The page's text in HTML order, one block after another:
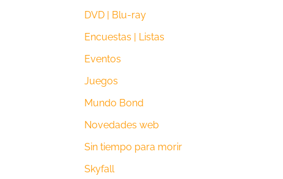
DVD | Blu-ray
Encuestas | Listas
Eventos
Juegos
Mundo Bond
Novedades web
Sin tiempo para morir
Skyfall